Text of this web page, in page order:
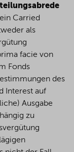
Carried
als
facie von
Fonds
des
Interest auf
Ausgabe
zu